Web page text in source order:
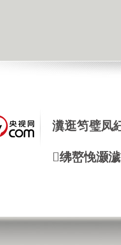
瀵逛笉璧凤
绋嶅悗灏